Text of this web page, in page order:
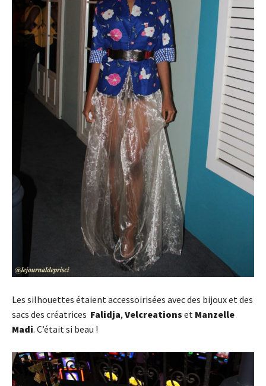
Les silhouettes étaient accessoirisées avec des bijoux et des
sacs des créatrices Falidja, Velcreations et Manzelle
Madi. C’était si beau !